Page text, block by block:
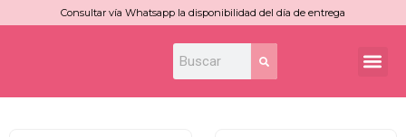
Consultar vía Whatsapp la disponibilidad del día de entrega
Search